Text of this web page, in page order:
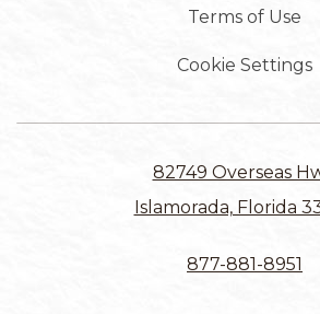
Terms of Use
Cookie Settings
82749 Overseas
Islamorada, Florida
877-881-8951